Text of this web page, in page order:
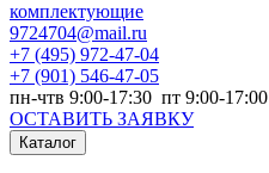
комплектующие
9724704@mail.ru
+7 (495) 972-47-04
+7 (901) 546-47-05
пн-чтв 9:00-17:30 пт 9:00-17:00
ОСТАВИТЬ ЗАЯВКУ
Каталог